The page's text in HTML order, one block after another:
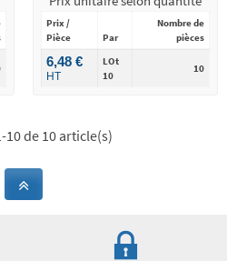
Prix /
Pièce
Par
Nombre de
pièces
6,48 €
HT
LOt
10
10
10 de 10 article(s)